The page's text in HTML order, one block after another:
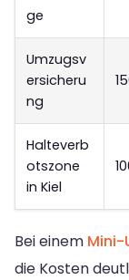
ge
Umzugsv
ersicheru
ng
Halteverb
otszone
in Kiel
Bei einem Mini-
die Kosten